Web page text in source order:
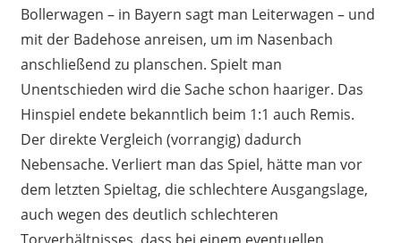
Bollerwagen – in Bayern sagt man Leiterwagen – und
mit der Badehose anreisen, um im Nasenbach
anschließend zu planschen. Spielt man
Unentschieden wird die Sache schon haariger. Das
Hinspiel endete bekanntlich beim 1:1 auch Remis.
Der direkte Vergleich (vorrangig) dadurch
Nebensache. Verliert man das Spiel, hätte man vor
dem letzten Spieltag, die schlechtere Ausgangslage,
auch wegen des deutlich schlechteren